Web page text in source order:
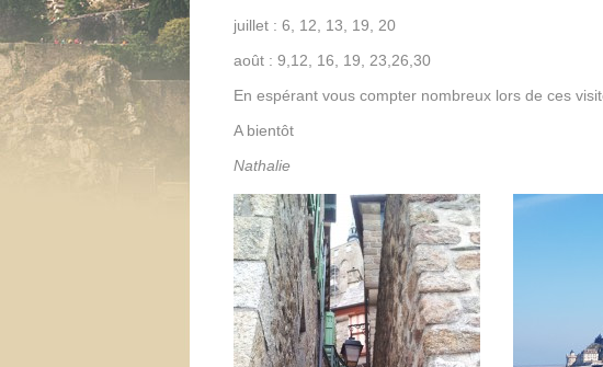
juillet : 6, 12, 13, 19, 20
août : 9,12, 16, 19, 23,26,30
En espérant vous compter nombreux lors de ces
A bientôt
Nathalie